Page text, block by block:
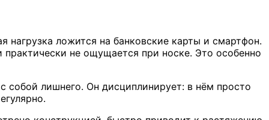
нагрузка ложится на банковские карты и смартфон.
не ощущается при носке. Это особенно
собой лишнего. Он дисциплинирует: в нём просто